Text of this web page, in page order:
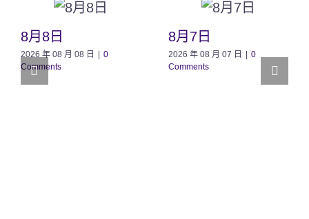
8月8日
2026 年 08 月 08 日
0
Comments
8月7日
2026 年 08 月 07 日
0
Comments